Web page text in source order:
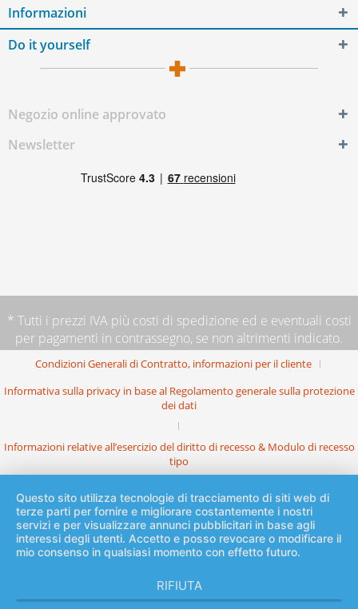
Informazioni
Do it yourself
Negozio online approvato
Newsletter
* Tutti i prezzi IVA più costi di spedizione ed e eventuali costi
per pagamenti in contrassegno, se non altrimenti indicato.
Condizioni Generali di Contratto, informazioni per il cliente
Informativa sulla privacy in base al Regolamento generale sulla protezione
dei dati
Informazioni relative all’esercizio del diritto di recesso & Modulo di recesso
tipo
Questo sito utilizza tecnologie di tracciamento di siti web di
terze parti per fornire e migliorare costantemente i nostri
servizi e per visualizzare annunci pubblicitari in base agli
interessi degli utenti. Accetto e posso revocare o modificare il
mio consenso in qualsiasi momento con effetto futuro.
RIFIUTA